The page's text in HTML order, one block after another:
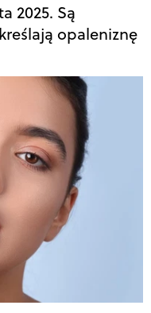
2025. Są
opaleniznę